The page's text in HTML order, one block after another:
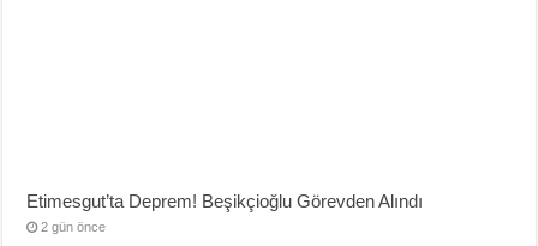
Etimesgut’ta Deprem! Beşikçioğlu Görevden Alındı
2 gün önce